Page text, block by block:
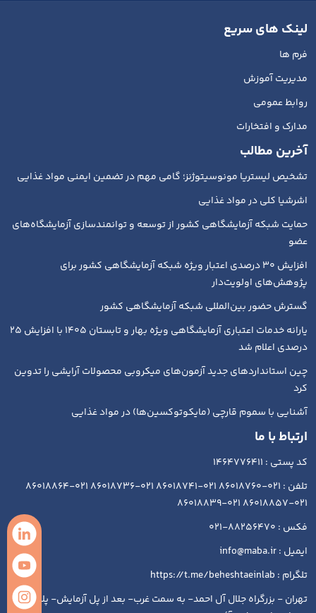
لینک های سریع
فرم ها
مدیریت آموزش
روابط عمومی
مدارک و افتخارات
آخرین مطالب
تشخیص لیستریا مونوسیتوژنز؛ گامی مهم در تضمین ایمنی مواد غذایی
اشرشیا کلی در مواد غذایی
حمایت شبکه آزمایشگاهی کشور از توسعه و توانمندسازی آزمایشگاه‌های
عضو
افزایش ۳۰ درصدی اعتبار ویژه شبکه آزمایشگاهی کشور برای
پژوهش‌های اولویت‌دار
گسترش حضور بین‌المللی شبکه آزمایشگاهی کشور
یارانه خدمات اعتباری آزمایشگاهی ویژه بهار و تابستان ۱۴۰۵ با افزایش ۲۵
درصدی اعلام شد
چین استانداردهای جدید آزمون‌های میکروبی محصولات آرایشی را تدوین
کرد
آشنایی با سموم قارچی (مایکوتوکسین‌ها) در مواد غذایی
ارتباط با ما
کد پستی : 1464776411
تلفن : 021-86018760 021-86018741 021-86018736 021-86018864
021-86018857 021-86018839
فکس : 88256470-021
ایمیل : info@maba.ir
تلگرام : https://t.me/beheshtaeinlab
تهران - بزرگراه جلال آل احمد- به سمت غرب- بعد از پل آزمایش- پلاک ۱۹۳